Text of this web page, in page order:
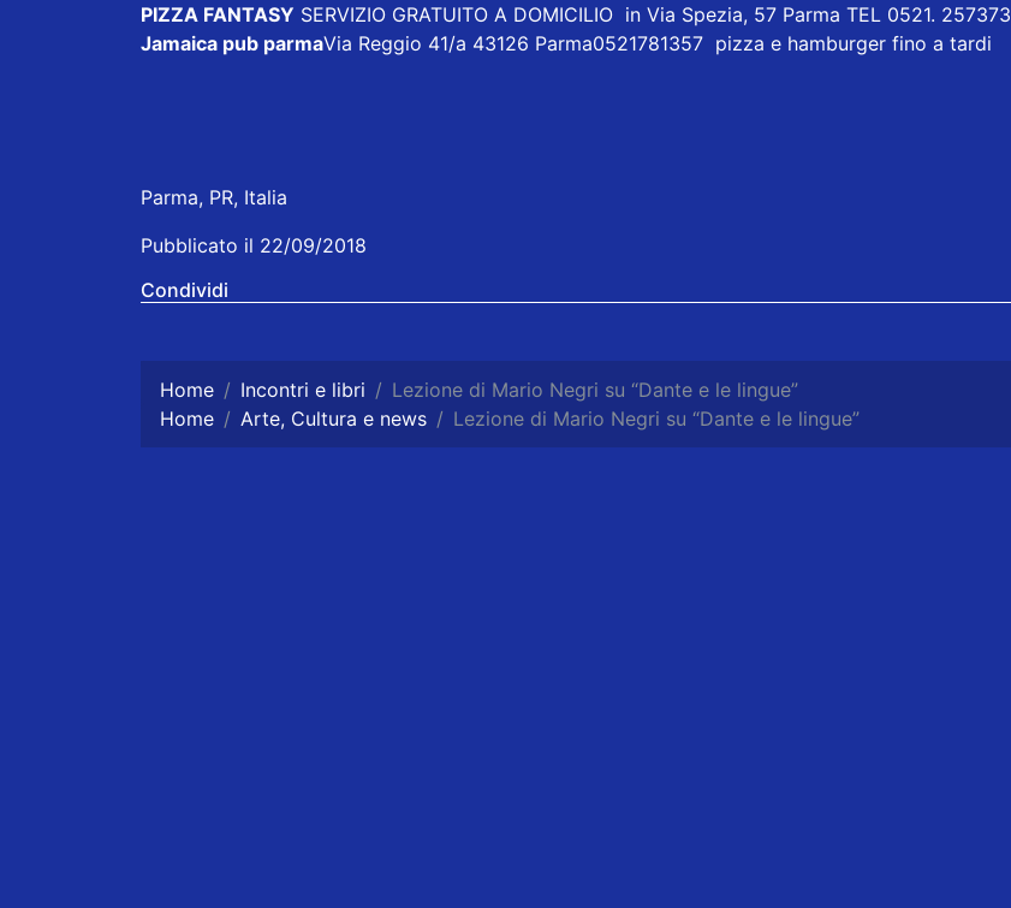
PIZZA FANTASY SERVIZIO GRATUITO A DOMICILIO in Via Spezia, 57 Parma TEL 0521. 257373
Jamaica pub parmaVia Reggio 41/a 43126 Parma0521781357 pizza e hamburger fino a tardi
Parma, PR, Italia
Pubblicato il 22/09/2018
Condividi
Home Incontri e libri
Lezione di Mario Negri su “Dante e le lingue”
Home
Arte, Cultura e news Lezione di Mario Negri su “Dante e le lingue”